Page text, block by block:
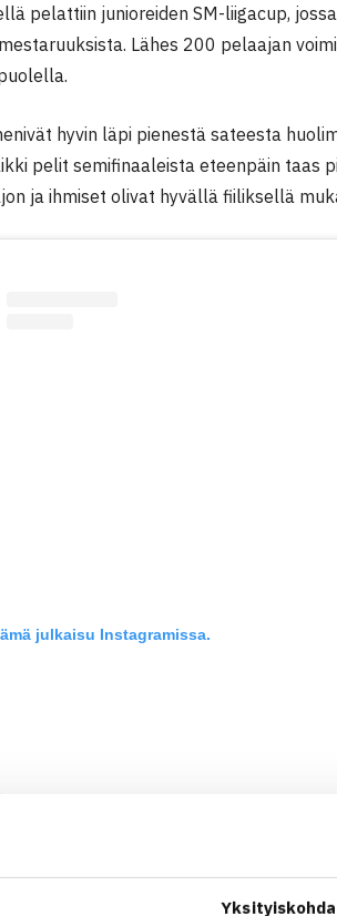
pelattiin junioreiden SM-liigacup,
Lähes 200 pelaajan
hyvin läpi pienestä sateesta
pelit semifinaaleista eteenpäin taas
ja ihmiset olivat hyvällä fiiliksellä
julkaisu Instagramissa.